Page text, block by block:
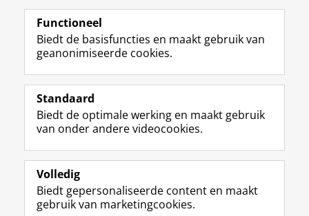
n
s
i
o
Functioneel
Biedt de basisfuncties en maakt gebruik van
geanonimiseerde cookies.
Standaard
Biedt de optimale werking en maakt gebruik
van onder andere videocookies.
Volledig
Biedt gepersonaliseerde content en maakt
gebruik van marketingcookies.